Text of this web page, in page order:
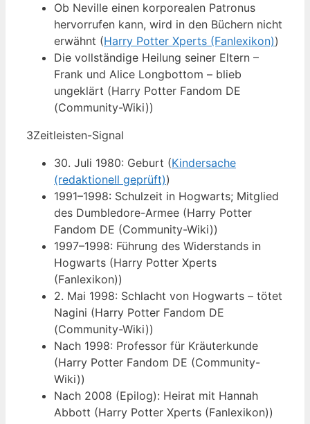
Ob Neville einen korporealen Patronus
hervorrufen kann, wird in den Büchern nicht
erwähnt (Harry Potter Xperts (Fanlexikon))
Die vollständige Heilung seiner Eltern –
Frank und Alice Longbottom – blieb
ungeklärt (Harry Potter Fandom DE
(Community-Wiki))
3Zeitleisten-Signal
30. Juli 1980: Geburt (Kindersache
(redaktionell geprüft))
1991–1998: Schulzeit in Hogwarts; Mitglied
des Dumbledore-Armee (Harry Potter
Fandom DE (Community-Wiki))
1997–1998: Führung des Widerstands in
Hogwarts (Harry Potter Xperts
(Fanlexikon))
2. Mai 1998: Schlacht von Hogwarts – tötet
Nagini (Harry Potter Fandom DE
(Community-Wiki))
Nach 1998: Professor für Kräuterkunde
(Harry Potter Fandom DE (Community-
Wiki))
Nach 2008 (Epilog): Heirat mit Hannah
Abbott (Harry Potter Xperts (Fanlexikon))